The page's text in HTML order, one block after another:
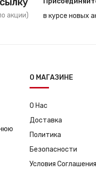
акции)
в курсе новых
О МАГАЗИНЕ
О Нас
Доставка
Политика
Безопасности
Условия